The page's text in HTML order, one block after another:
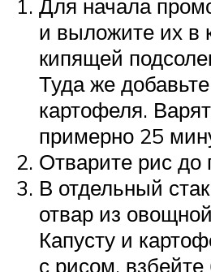
Для начала
и выложите их в
кипящей
Туда же
картофеля.
примерно 25
Отварите рис до
В отдельный
отвар из
Капусту и
с рисом,